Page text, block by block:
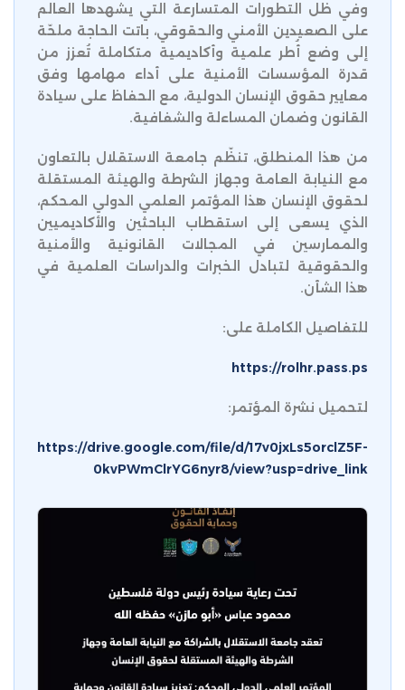
وفي ظل التطورات المتسارعة التي يشهدها العالم
على الصعيدين الأمني والحقوقي، باتت الحاجة ملحّة
إلى وضع أُطر علمية وأكاديمية متكاملة تُعزز من
قدرة المؤسسات الأمنية على أداء مهامها وفق
معايير حقوق الإنسان الدولية، مع الحفاظ على سيادة
القانون وضمان المساءلة والشفافية.
من هذا المنطلق، تنظّم جامعة الاستقلال بالتعاون
مع النيابة العامة وجهاز الشرطة والهيئة المستقلة
لحقوق الإنسان هذا المؤتمر العلمي الدولي المحكم،
الذي يسعى إلى استقطاب الباحثين والأكاديميين
والممارسين في المجالات القانونية والأمنية
والحقوقية لتبادل الخبرات والدراسات العلمية في
هذا الشأن.
للتفاصيل الكاملة على:
https://rolhr.pass.ps
لتحميل نشرة المؤتمر:
https://drive.google.com/file/d/17v0jxLs5orclZ5F-
0kvPWmClrYG6nyr8/view?usp=drive_link